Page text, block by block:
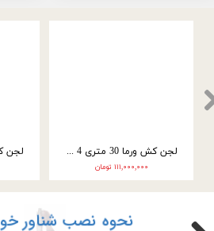
لجن کش ورما 30 متری 4 اینچ سه فاز (10 اسب) WQ45-22-7/5
۱۱۱,۰۰۰,۰۰۰ تومان
شیوه ساخت ماسه سبز